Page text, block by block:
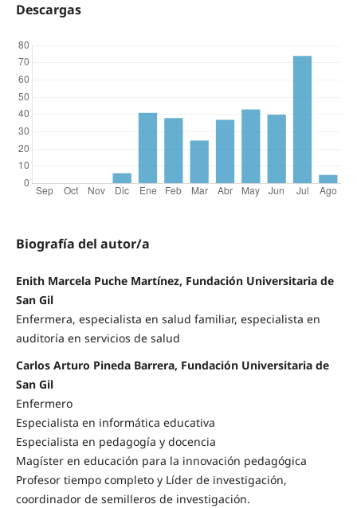
Descargas
Biografía del autor/a
Enith Marcela Puche Martínez, Fundación Universitaria de
San Gil
Enfermera, especialista en salud familiar, especialista en
auditoría en servicios de salud
Carlos Arturo Pineda Barrera, Fundación Universitaria de
San Gil
Enfermero
Especialista en informática educativa
Especialista en pedagogía y docencia
Magíster en educación para la innovación pedagógica
Profesor tiempo completo y Líder de investigación,
coordinador de semilleros de investigación.